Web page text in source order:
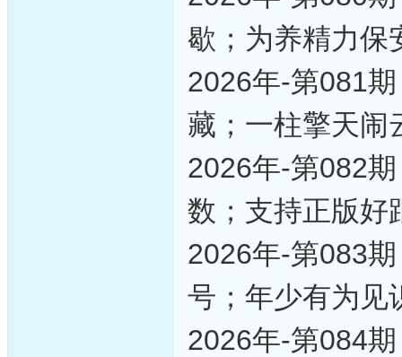
歇；为养精力保
2026年-第081
藏；一柱擎天闹
2026年-第082
数；支持正版好
2026年-第083
号；年少有为见
2026年-第084